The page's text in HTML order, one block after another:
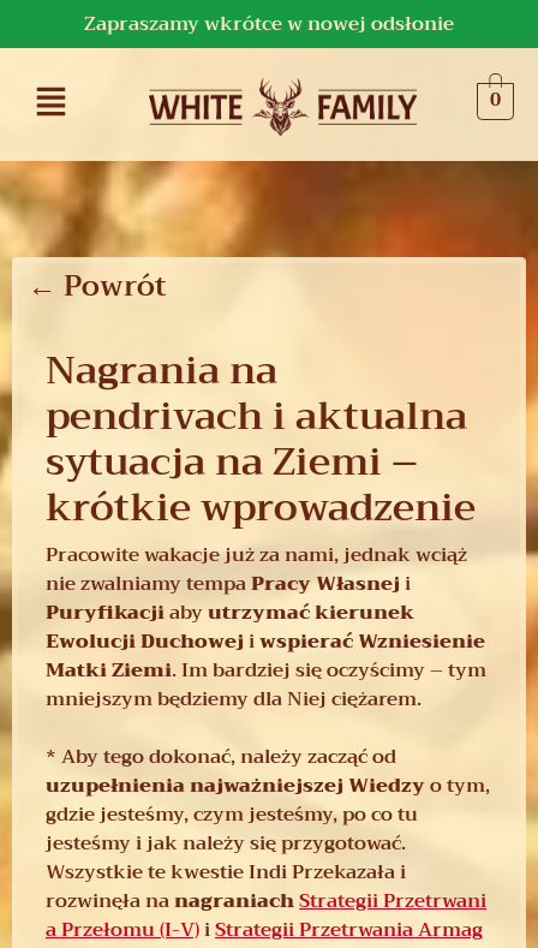
Zapraszamy wkrótce w nowej odsłonie
0
← Powrót
Nagrania na
pendrivach i aktualna
sytuacja na Ziemi –
krótkie wprowadzenie
Pracowite wakacje już za nami, jednak wciąż
nie zwalniamy tempaPracy Własneji
Puryfikacjiabyutrzymać kierunek
Ewolucji Duchowejiwspierać Wzniesienie
Matki Ziemi. Im bardziej się oczyścimy – tym
mniejszym będziemy dla Niej ciężarem.
* Aby tego dokonać, należy zacząć od
uzupełnienia najważniejszej Wiedzyo tym,
gdzie jesteśmy, czym jesteśmy, po co tu
jesteśmy i jak należy się przygotować.
Wszystkie te kwestie Indi Przekazała i
rozwinęła nanagraniachStrategii Przetrwani
a Przełomu (I-V)iStrategii Przetrwania Armag